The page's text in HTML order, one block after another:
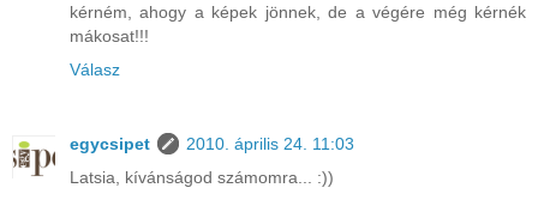
kérném, ahogy a képek jönnek, de a végére még kérnék
mákosat!!!
Válasz
egycsipet
2010. április 24. 11:03
Latsia, kívánságod számomra... :))